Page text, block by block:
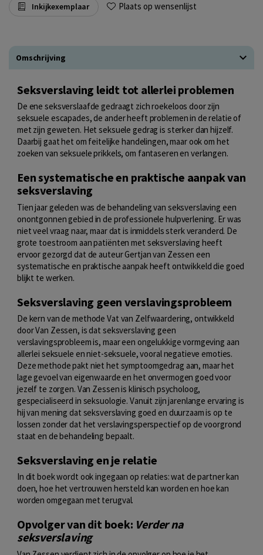
Inkijkexemplaar Plaats op wensenlijst
Omschrijving
Seksverslaving leidt tot allerlei problemen
De ene seksverslaafde gedraagt zich roekeloos door zijn
seksuele escapades, de ander heeft problemen in de relatie of
met zijn geweten. Het seksuele gedrag is sterker dan hijzelf.
Daarbij gaat het om feitelijke handelingen, maar ook om het
zoeken van seksuele prikkels, om fantaseren en verlangen.
Een systematische en praktische aanpak van
seksverslaving
Tien jaar geleden was de behandeling van seksverslaving een
onontgonnen gebied in de professionele hulpverlening. Er was
niet veel vraag naar, maar dat is inmiddels sterk veranderd. De
grote toestroom aan patiënten met seksverslaving heeft
ervoor gezorgd dat de auteur Gertjan van Zessen een
systematische en praktische aanpak heeft ontwikkeld die goed
blijkt te werken.
Seksverslaving geen verslavingsprobleem
De kern van de methode Vat van Zelfwaardering, ontwikkeld
door Van Zessen, is dat seksverslaving geen
verslavingsprobleem is, maar een ongelukkige vormgeving aan
allerlei seksuele en niet-seksuele, vooral negatieve emoties.
Deze methode pakt niet het symptoomgedrag aan, maar het
lage gevoel van eigenwaarde en het onvermogen goed voor
jezelf te zorgen. Van Zessen is klinisch psycholoog,
gespecialiseerd in seksuologie. Vanuit zijn jarenlange ervaring is
hij van mening dat seksverslaving goed en duurzaam is op te
lossen zonder dat het verslavingsperspectief op de voorgrond
staat en de behandeling bepaalt.
Seksverslaving en je relatie
In dit boek wordt ook ingegaan op relaties: wat de partner kan
doen, hoe het vertrouwen hersteld kan worden en hoe kan
worden omgegaan met terugval.
Opvolger van dit boek: Verder na
seksverslaving